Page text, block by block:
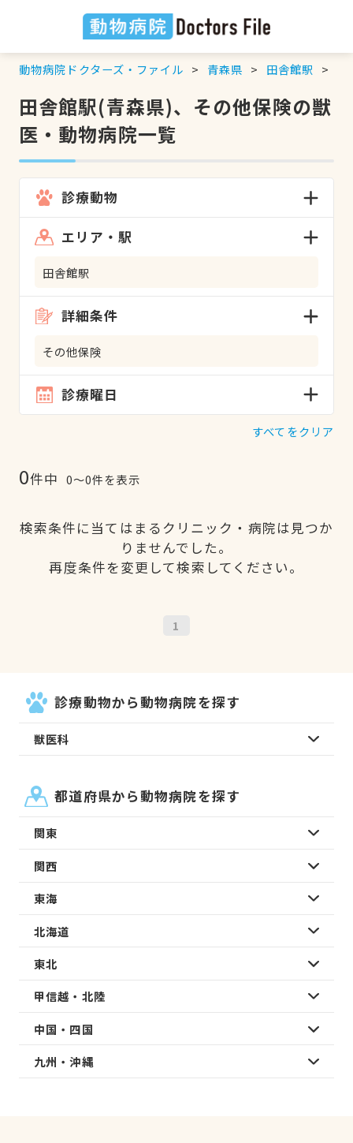
動物病院ドクターズ・ファイル 青森県 田舎館駅
田舎館駅(青森県)、その他保険の獣
医・動物病院一覧
診療動物
エリア・駅
田舎館駅
詳細条件
その他保険
診療曜日
すべてをクリア
0件中 0〜0件を表示
検索条件に当てはまるクリニック・病院は見つか
りませんでした。
再度条件を変更して検索してください。
1
診療動物から動物病院を探す
獣医科
都道府県から動物病院を探す
関東
関西
東海
北海道
東北
甲信越・北陸
中国・四国
九州・沖縄